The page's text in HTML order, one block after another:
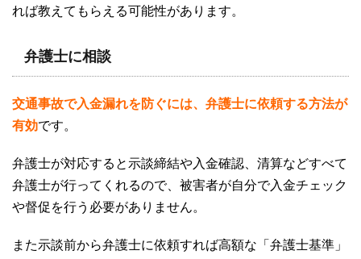
れば教えてもらえる可能性があります。
弁護士に相談
交通事故で入金漏れを防ぐには、弁護士に依頼する方法が
有効です。
弁護士が対応すると示談締結や入金確認、清算などすべて
弁護士が行ってくれるので、被害者が自分で入金チェック
や督促を行う必要がありません。
また示談前から弁護士に依頼すれば高額な「弁護士基準」